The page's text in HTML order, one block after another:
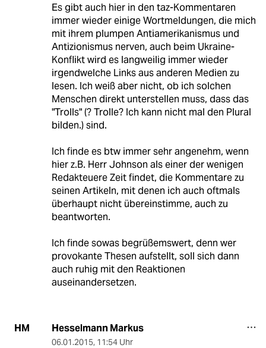
Es gibt auch hier in den taz-Kommentaren
immer wieder einige Wortmeldungen, die mich
mit ihrem plumpen Antiamerikanismus und
Antizionismus nerven, auch beim Ukraine-
Konflikt wird es langweilig immer wieder
irgendwelche Links aus anderen Medien zu
lesen. Ich weiß aber nicht, ob ich solchen
Menschen direkt unterstellen muss, dass das
"Trolls" (? Trolle? Ich kann nicht mal den Plural
bilden.) sind.
Ich finde es btw immer sehr angenehm, wenn
hier z.B. Herr Johnson als einer der wenigen
Redakteuere Zeit findet, die Kommentare zu
seinen Artikeln, mit denen ich auch oftmals
überhaupt nicht übereinstimme, auch zu
beantworten.
Ich finde sowas begrüßemswert, denn wer
provokante Thesen aufstellt, soll sich dann
auch ruhig mit den Reaktionen
auseinandersetzen.
HM Hesselmann Markus
06.01.2015, 11:54 Uhr